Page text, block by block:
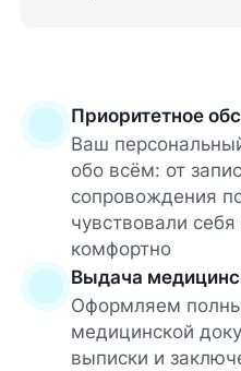
Приоритетное
Ваш
обо всём: от
сопровождения
чувствовали
комфортно
Выдача
Оформляем
медицинской
выписки и